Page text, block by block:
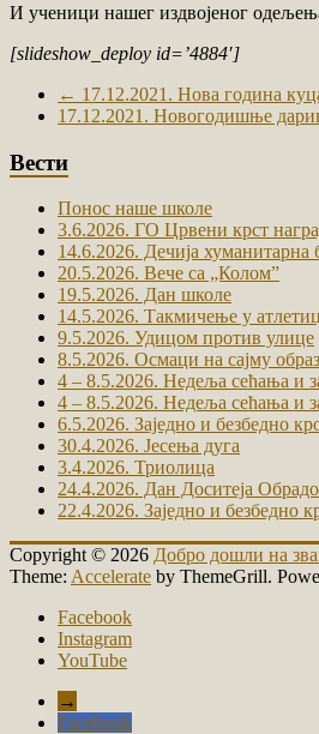
И ученици нашег издвојеног
[slideshow_deploy id=’4884′]
← 17.12.2021. Нова година
17.12.2021. Новогодишње
Вести
Понос наше школе
3.6.2026. ГО Црвени крст
14.6.2026. Дечија хуманитарна
20.5.2026. Вече са „Коломˮ
19.5.2026. Дан школе
14.5.2026. Такмичење у
9.5.2026. Удицом против улице
8.5.2026. Осмаци на сајму
4 – 8.5.2026. Недеља сећања и
4 – 8.5.2026. Недеља сећања и
6.5.2026. Заједно и безбедно
30.4.2026. Јесења дуга
3.4.2026. Триолица
24.4.2026. Дан Доситеја
22.4.2026. Заједно и безбедно
Copyright © 2026 Добро дошли на
Theme: Accelerate by ThemeGrill.
Facebook
Instagram
YouTube
→
Facebook